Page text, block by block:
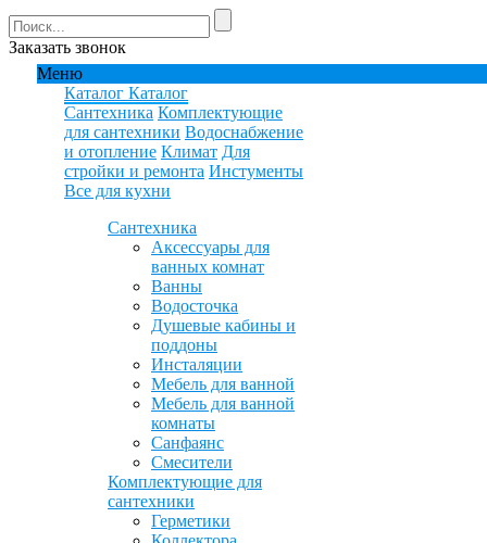
Заказать звонок
Меню
Каталог Каталог
Сантехника Комплектующие
для сантехники Водоснабжение
и отопление Климат Для
стройки и ремонта Инстументы
Все для кухни
Сантехника
Аксессуары для
ванных комнат
Ванны
Водосточка
Душевые кабины и
поддоны
Инсталяции
Мебель для ванной
Мебель для ванной
комнаты
Санфаянс
Смесители
Комплектующие для
сантехники
Герметики